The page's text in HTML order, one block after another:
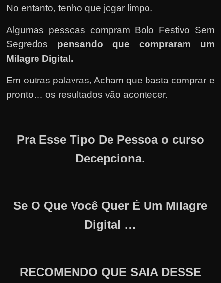
No entanto, tenho que jogar limpo.
Algumas pessoas compram Bolo Festivo Sem
Segredos pensando que compraram um
Milagre Digital.
Em outras palavras, Acham que basta comprar e
pronto… os resultados vão acontecer.
Pra Esse Tipo De Pessoa o curso
Decepciona.
Se O Que Você Quer É Um Milagre
Digital …
RECOMENDO QUE SAIA DESSE